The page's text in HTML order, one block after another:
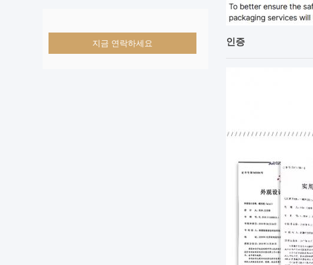
지금 연락하세요 인증